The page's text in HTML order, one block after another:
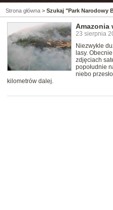
Strona główna > Szukaj "Park Narodowy
Amazonia
23 sierpnia
Niezwykle
lasy.
zdjęciach
popołudnie
niebo
kilometrów dalej.